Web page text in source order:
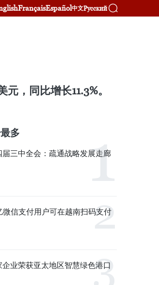
FrançaisEspañol中文Русский
，同比增长11.3%。
多
届三中全会：疏通战略发展走廊
微信支付用户可在越南扫码支付
企业荣获亚太地区智慧绿色港口